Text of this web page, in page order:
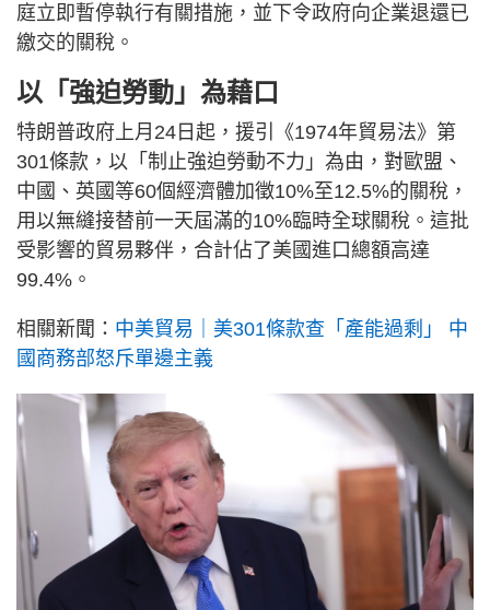
庭立即暫停執行有關措施，並下令政府向企業退還已
繳交的關稅。
以「強迫勞動」為藉口
特朗普政府上月24日起，援引《1974年貿易法》第
301條款，以「制止強迫勞動不力」為由，對歐盟、
中國、英國等60個經濟體加徵10%至12.5%的關稅，
用以無縫接替前一天屆滿的10%臨時全球關稅。這批
受影響的貿易夥伴，合計佔了美國進口總額高達
99.4%。
相關新聞： 中美貿易｜美301條款查「產能過剩」 中
國商務部怒斥單邊主義